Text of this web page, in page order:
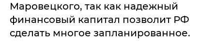
Маровецкого, так как надежный
финансовый капитал позволит РФ
сделать многое запланированное.